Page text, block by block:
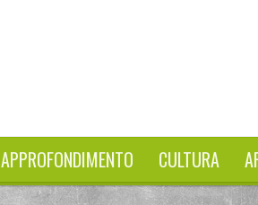
APPROFONDIMENTO CULTURA